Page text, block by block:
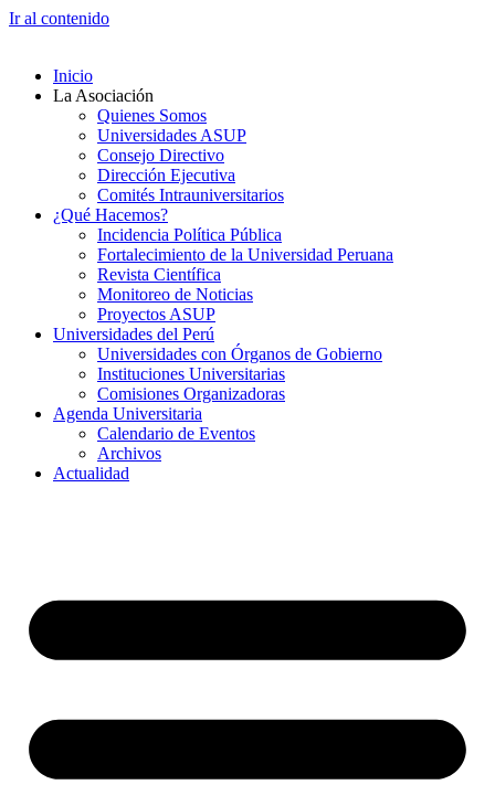
Ir al contenido
Inicio
La Asociación
Quienes Somos
Universidades ASUP
Consejo Directivo
Dirección Ejecutiva
Comités Intrauniversitarios
¿Qué Hacemos?
Incidencia Política Pública
Fortalecimiento de la Universidad Peruana
Revista Científica
Monitoreo de Noticias
Proyectos ASUP
Universidades del Perú
Universidades con Órganos de Gobierno
Instituciones Universitarias
Comisiones Organizadoras
Agenda Universitaria
Calendario de Eventos
Archivos
Actualidad